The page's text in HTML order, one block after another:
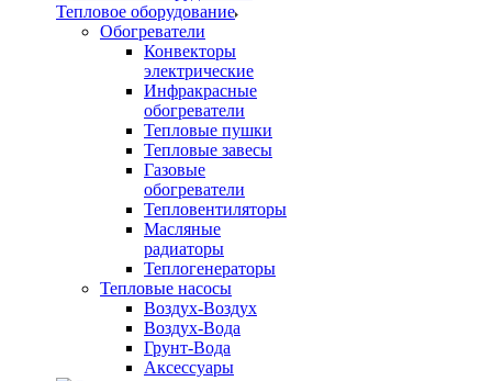
Тепловое оборудование
Обогреватели
Конвекторы
электрические
Инфракрасные
обогреватели
Тепловые пушки
Тепловые завесы
Газовые
обогреватели
Тепловентиляторы
Масляные
радиаторы
Теплогенераторы
Тепловые насосы
Воздух-Воздух
Воздух-Вода
Грунт-Вода
Аксессуары